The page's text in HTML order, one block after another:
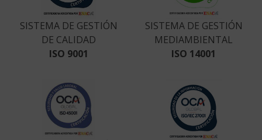
SISTEMA DE GESTIÓN
DE CALIDAD
ISO 9001
SISTEMA DE GESTIÓN
MEDIAMBIENTAL
ISO 14001